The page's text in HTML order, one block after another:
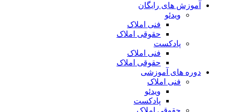
آموزش های رایگان
ویدئو
فنی املاک
حقوقی املاک
پادکست
فنی املاک
حقوقی املاک
دوره های آموزشی
فنی املاک
ویدئو
پادکست
حقوقی املاک